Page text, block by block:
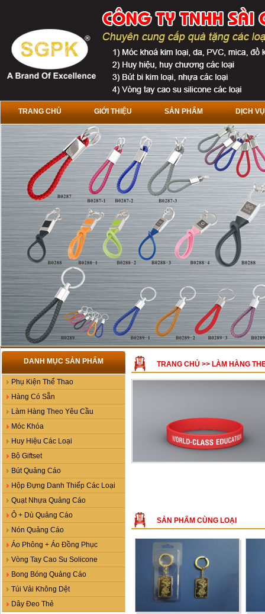
TRANG CHỦ GIỚI THIỆU SẢN PHẨM DỊCH VỤ
DANH MỤC SẢN PHẨM
Phụ Kiện Thể Thao
Hàng Có Sẵn
Làm Hàng Theo Yêu Cầu
Móc Khóa
Huy Hiệu Các Loại
Bộ Giftset
Bút Quảng Cáo
Hộp Đựng Danh Thiếp Các Loại
Quạt Nhựa Quảng Cáo
Ô + Dù Quảng Cáo
Nón Quảng Cáo
Áo Phông + Áo Đồng Phục
Vòng Tay Cao Su Solicone
Bong Bóng Quảng Cáo
Túi Vải Không Dệt
Dây Đeo Thẻ
TRANG CHỦ >> LÀM HÀNG
SẢN PHẨM CÙNG LOẠI